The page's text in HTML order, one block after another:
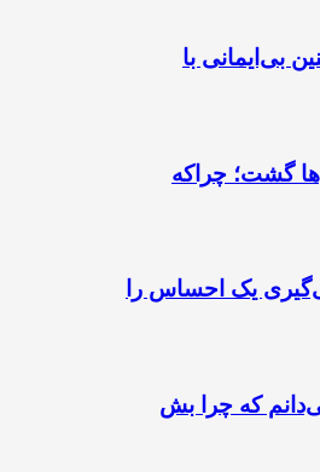
بی‌ایمانی با
گشت؛ چراکه
یک احساس را
که چرا بش